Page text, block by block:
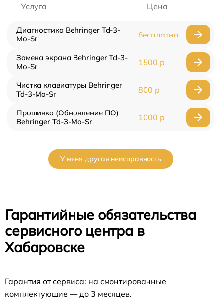
Услуга Цена
Диагностика Behringer Td-3-
Mo-Sr
бесплатно
Замена экрана Behringer Td-3-
Mo-Sr
1500 р
Чистка клавиатуры Behringer
Td-3-Mo-Sr
800 р
Прошивка (Обновление ПО)
Behringer Td-3-Mo-Sr
1000 р
У меня другая неисправность
Гарантийные обязательства
сервисного центра в
Хабаровске
Гарантия от сервиса: на смонтированные
комплектующие — до 3 месяцев.